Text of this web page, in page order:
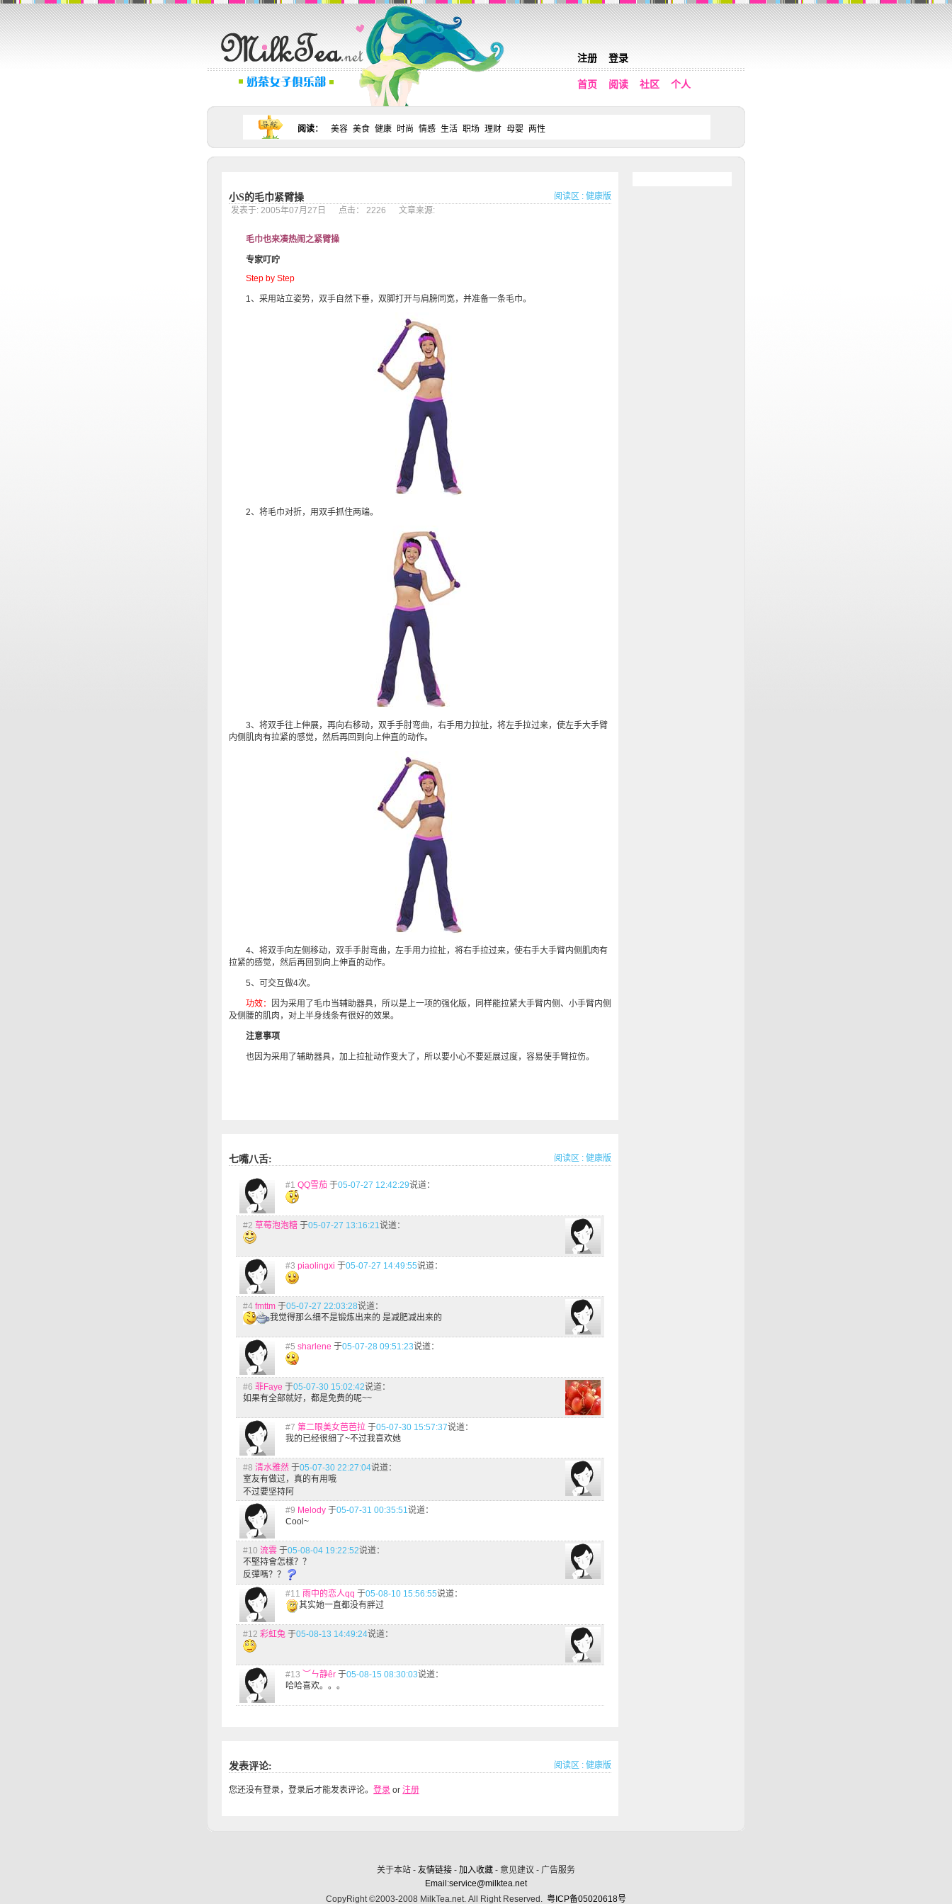
注册 登录
首页 阅读 社区 个人
阅读： 美容 美食 健康 时尚 情感 生活 职场 理财 母婴 两性
小S的毛巾紧臂操 阅读区 : 健康版
发表于: 2005年07月27日 点击： 2226 文章来源:
毛巾也来凑热闹之紧臂操
专家叮咛
Step by Step
1、采用站立姿势，双手自然下垂，双脚打开与肩膀同宽，并准备一条毛巾。
2、将毛巾对折，用双手抓住两端。
3、将双手往上伸展，再向右移动，双手手肘弯曲，右手用力拉扯，将左手拉过来，使左手大手臂
内侧肌肉有拉紧的感觉，然后再回到向上伸直的动作。
4、将双手向左侧移动，双手手肘弯曲，左手用力拉扯，将右手拉过来，使右手大手臂内侧肌肉有
拉紧的感觉，然后再回到向上伸直的动作。
5、可交互做4次。
功效： 因为采用了毛巾当辅助器具，所以是上一项的强化版，同样能拉紧大手臂内侧、小手臂内侧
及侧腰的肌肉，对上半身线条有很好的效果。
注意事项
也因为采用了辅助器具，加上拉扯动作变大了，所以要小心不要延展过度，容易使手臂拉伤。
七嘴八舌: 阅读区 : 健康版
#1 QQ雪茄 于05-07-27 12:42:29说道：
#2 草莓泡泡糖 于05-07-27 13:16:21说道：
#3 piaolingxi 于05-07-27 14:49:55说道：
#4 fmttm 于05-07-27 22:03:28说道：
我觉得那么细不是锻炼出来的 是减肥减出来的
#5 sharlene 于05-07-28 09:51:23说道：
#6 菲Faye 于05-07-30 15:02:42说道：
如果有全部就好，都是免费的呢~~
#7 第二眼美女芭芭拉 于05-07-30 15:57:37说道：
我的已经很细了~不过我喜欢她
#8 清水雅然 于05-07-30 22:27:04说道：
室友有做过，真的有用哦
不过要坚持阿
#9 Melody 于05-07-31 00:35:51说道：
Cool~
#10 流雲 于05-08-04 19:22:52说道：
不堅持會怎樣？？
反彈嗎？？
#11 雨中的恋人qq 于05-08-10 15:56:55说道：
其实她一直都没有胖过
#12 彩虹兔 于05-08-13 14:49:24说道：
#13 ︶ㄣ静êr 于05-08-15 08:30:03说道：
哈哈喜欢。。。
发表评论: 阅读区 : 健康版
您还没有登录，登录后才能发表评论。 登录 or 注册
关于本站 - 友情链接 - 加入收藏 - 意见建议 - 广告服务
Email:service@milktea.net
CopyRight ©2003-2008 MilkTea.net. All Right Reserved. 粤ICP备05020618号